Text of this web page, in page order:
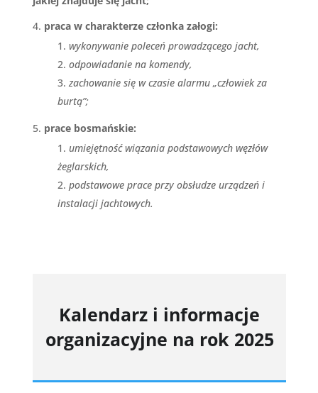
praca w charakterze członka załogi:
wykonywanie poleceń prowadzącego jacht,
odpowiadanie na komendy,
zachowanie się w czasie alarmu „człowiek za
burtą”;
prace bosmańskie:
umiejętność wiązania podstawowych węzłów
żeglarskich,
podstawowe prace przy obsłudze urządzeń i
instalacji jachtowych.
Kalendarz i informacje
organizacyjne na rok 2025